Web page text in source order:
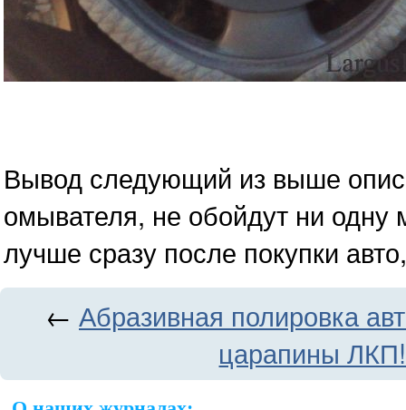
Вывод следующий из выше
омывателя, не обойдут ни
лучше сразу после покупки
← Абразивная полировка
царапины ЛКП!